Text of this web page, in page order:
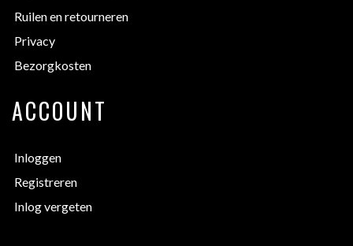
Ruilen en retourneren
Privacy
Bezorgkosten
ACCOUNT
Inloggen
Registreren
Inlog vergeten